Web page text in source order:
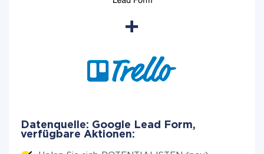
Datenquelle: Google Lead Form,
verfügbare Aktionen: